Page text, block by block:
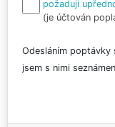
požaduji
(je účtován
Odesláním poptávky
jsem s nimi